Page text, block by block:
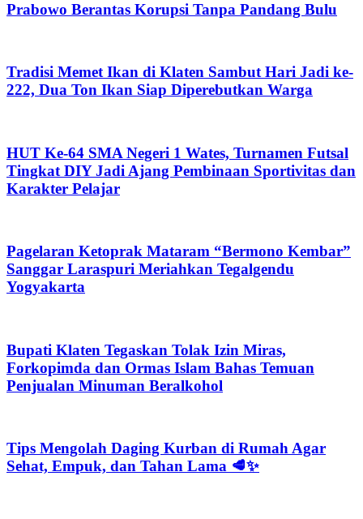
Prabowo Berantas Korupsi Tanpa Pandang Bulu
Tradisi Memet Ikan di Klaten Sambut Hari Jadi ke-
222, Dua Ton Ikan Siap Diperebutkan Warga
HUT Ke-64 SMA Negeri 1 Wates, Turnamen Futsal
Tingkat DIY Jadi Ajang Pembinaan Sportivitas dan
Karakter Pelajar
Pagelaran Ketoprak Mataram “Bermono Kembar”
Sanggar Laraspuri Meriahkan Tegalgendu
Yogyakarta
Bupati Klaten Tegaskan Tolak Izin Miras,
Forkopimda dan Ormas Islam Bahas Temuan
Penjualan Minuman Beralkohol
Tips Mengolah Daging Kurban di Rumah Agar
Sehat, Empuk, dan Tahan Lama 🥩✨